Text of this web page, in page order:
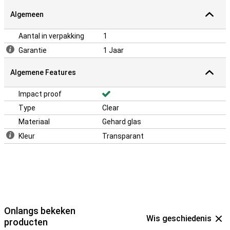
Algemeen
Aantal in verpakking
1
Garantie
1 Jaar
Algemene Features
Impact proof
Type
Clear
Materiaal
Gehard glas
Kleur
Transparant
Onlangs bekeken
producten
Wis geschiedenis